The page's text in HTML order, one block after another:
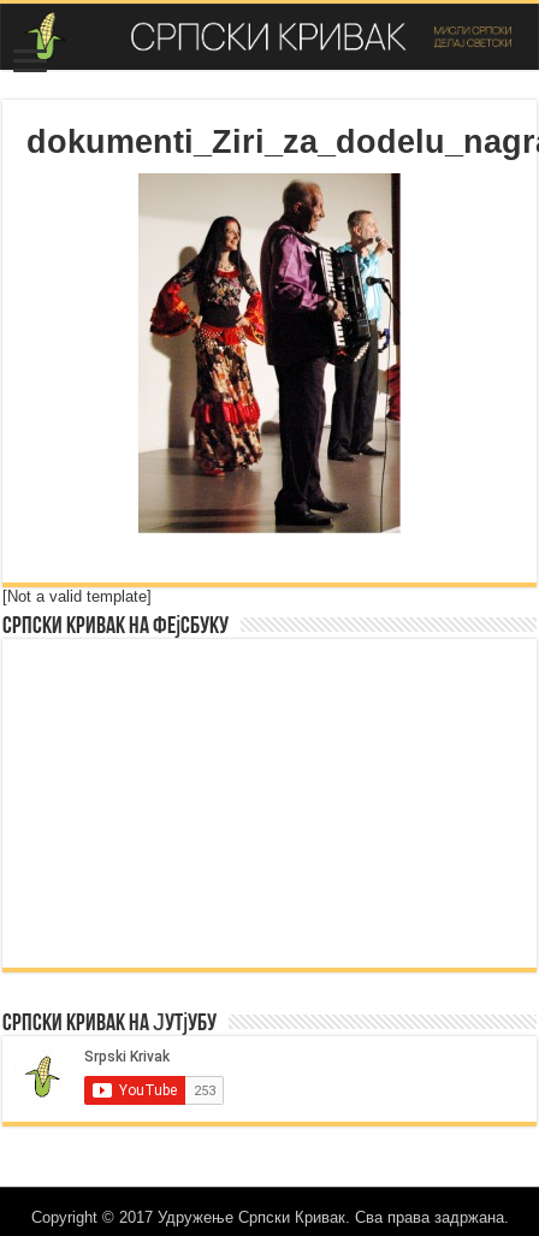
[Not a valid template]
Српски Кривак на Фејсбуку
Српски Кривак на Јутјубу
Copyright © 2017 Удружење Српски Кривак. Сва права задржана.